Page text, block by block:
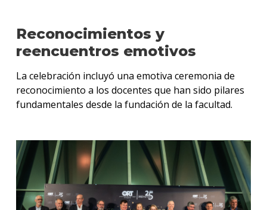
Reconocimientos y
reencuentros emotivos
La celebración incluyó una emotiva ceremonia de
reconocimiento a los docentes que han sido pilares
fundamentales desde la fundación de la facultad.